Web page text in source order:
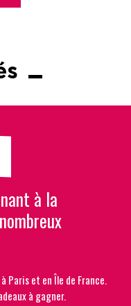
à la
Paris et en Île de France.
à gagner.